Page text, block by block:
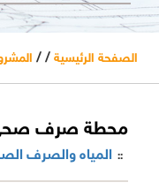
الصفحة الرئيسية / /
محطة صرف
المياه والصرف ::